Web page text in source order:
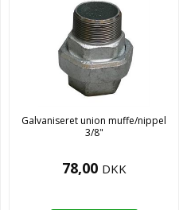
Galvaniseret union muffe/nippel
3/8"
78,00 DKK